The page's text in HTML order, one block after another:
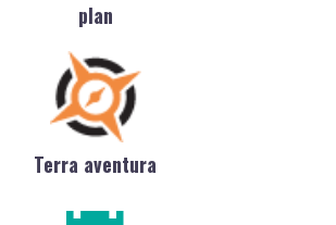
plan
Terra aventura